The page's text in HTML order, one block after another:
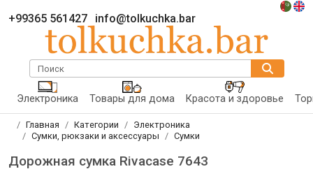
+99365 561427 info@tolkuchka.bar
Поиск
Электроника Товары для дома Красота и здоровье
Главная Категории
Электроника
Сумки, рюкзаки и аксессуары
Сумки
Дорожная сумка Rivacase 7643